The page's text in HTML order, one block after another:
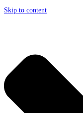
Skip to content